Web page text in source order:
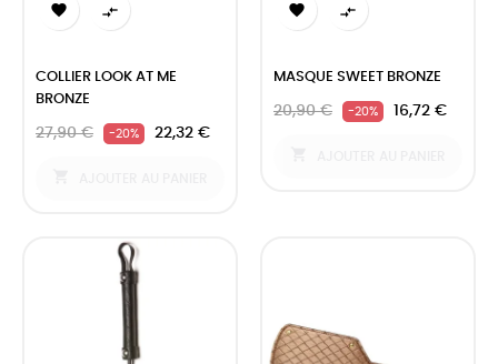
 
COLLIER LOOK AT ME
BRONZE
27,90 € -20% 22,32 €
 
MASQUE SWEET BRONZE
20,90 € -20% 16,72 €